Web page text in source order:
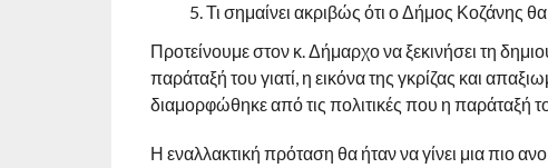
Τι σημαίνει ακριβώς ότι ο Δήμος Κοζάνης
Προτείνουμε στον κ. Δήμαρχο να ξεκινήσει τη
παράταξή του γιατί, η εικόνα της γκρίζας και
διαμορφώθηκε από τις πολιτικές που η παράταξή
Η εναλλακτική πρόταση θα ήταν να γίνει μια πιο